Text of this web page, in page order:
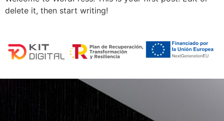
delete it, then start writing!